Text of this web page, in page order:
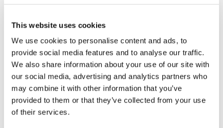
This website uses cookies
We use cookies to personalise content and ads, to
provide social media features and to analyse our traffic.
We also share information about your use of our site with
our social media, advertising and analytics partners who
may combine it with other information that you’ve
provided to them or that they’ve collected from your use
of their services.
sortir en descendant au parking inférieur et en tournant à
droite pour retourner vers l'autoroute.
Plus d'informations
Vérifiez la carte au départ de la piste pour vous assurer que
vous n'entrez pas dans le parc national des Glaciers ou dans
les zones d'héli-ski, car le snow-machine n'est pas autorisé